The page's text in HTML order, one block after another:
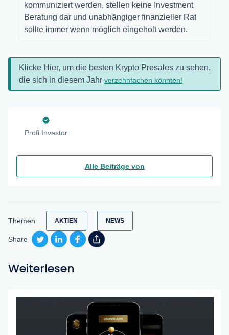
kommuniziert werden, stellen keine Investment
Beratung dar und unabhängiger finanzieller Rat
sollte immer wenn möglich eingeholt werden.
Klicke Hier, um die besten Krypto Presales zu sehen,
die sich in diesem Jahr verzehnfachen könnten!
Profi Investor
Alle Beiträge von
Themen AKTIEN NEWS
Share
Weiterlesen